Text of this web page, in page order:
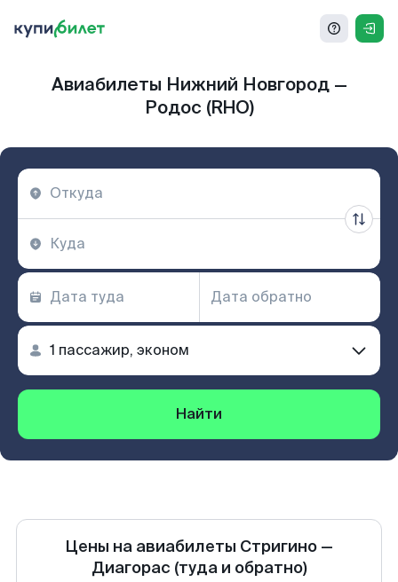
Авиабилеты Нижний Новгород —
Родос (RHO)
Найти
Цены на авиабилеты Стригино —
Диагорас (туда и обратно)